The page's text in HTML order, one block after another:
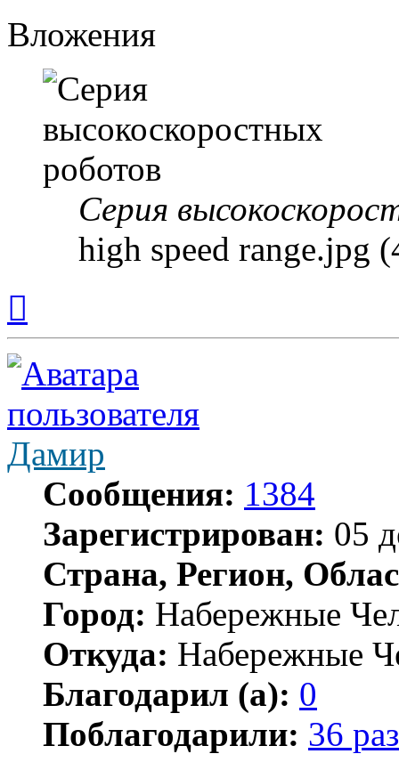
Вложения
Серия
high speed range.jpg
началу
Дамир
Сообщения: 1384
Зарегистрирован: 05
Страна, Регион,
Город: Набережные
Откуда: Набережные
Благодарил (а): 0
Поблагодарили: 36 раз